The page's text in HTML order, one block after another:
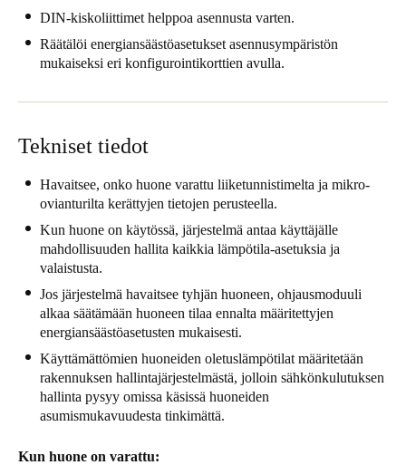
Switzerland
DeutschFrançais Italiano
English
Ireland
Français
NederlandsEnglish
Belgium
FrançaisNederlandsEnglish
Spain
DIN-kiskoliittimet helppoa asennusta varten.
Räätälöi energiansäästöasetukset asennusympäristön
mukaiseksi eri konfigurointikorttien avulla.
Tekniset tiedot
Havaitsee, onko huone varattu liiketunnistimelta ja mikro-
ovianturilta kerättyjen tietojen perusteella.
Kun huone on käytössä, järjestelmä antaa käyttäjälle
mahdollisuuden hallita kaikkia lämpötila-asetuksia ja
valaistusta.
Jos järjestelmä havaitsee tyhjän huoneen, ohjausmoduuli
alkaa säätämään huoneen tilaa ennalta määritettyjen
energiansäästöasetusten mukaisesti.
Käyttämättömien huoneiden oletuslämpötilat määritetään
rakennuksen hallintajärjestelmästä, jolloin sähkönkulutuksen
hallinta pysyy omissa käsissä huoneiden
asumismukavuudesta tinkimättä.
Kun huone on varattu: